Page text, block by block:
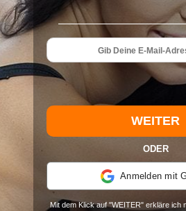
ODER
Anmelden mit
Mit dem Klick auf "WEITER" erkläre ich